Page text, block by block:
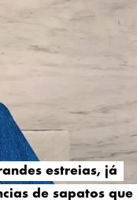
estreias, já
de sapatos que
estreias, já
de sapatos que